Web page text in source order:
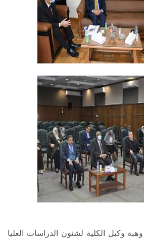
وكيل الكلية لشئون الدراسات العليا